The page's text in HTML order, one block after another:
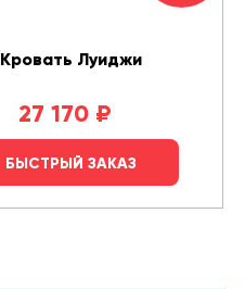
Кровать Луиджи
27 170 ₽
БЫСТРЫЙ ЗАКАЗ